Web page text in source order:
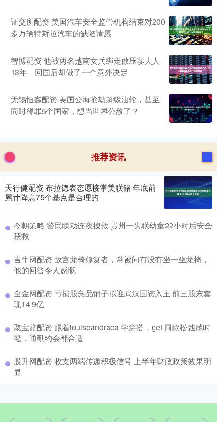
证交所配资 美国汽车安全监管机构结束对200
多万辆特斯拉汽车的缺陷请愿
智博配资 他被两名越南女兵绑走做压寨夫人
13年，回国后却做了一个意外决定
无锡恒鑫配资 美国公海抢劫超级油轮，甚至
同时得罪5个国家，想当世界公敌了？
推荐资讯
天行健配资 布拉德表态愿接掌美联储 年底前
累计降息75个基点是合理的
今朝策略 警民联动连夜搜救 贵州一失联幼童22小时后安全
获救
吉牛网配资 故宫龙椅修复者，常被问有没有坐一坐龙椅，
他的回答令人感慨
全金网配资 亏损股良品铺子拟迎武汉国资入主 前三股东套
现14.9亿
聚宝盆配资 跟着louiseandraca 学穿搭，get 同款松弛感时
髦，通勤约会都合适
股升网配资 收支两端传递积极信号 上半年财政政策效果明
显